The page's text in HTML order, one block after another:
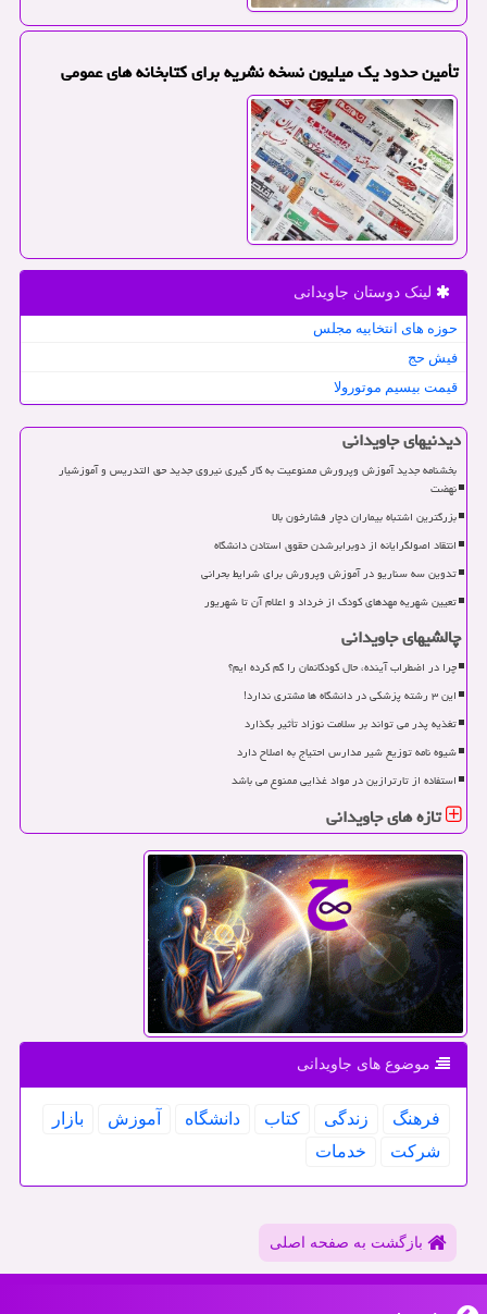
تأمین حدود یک میلیون نسخه نشریه برای کتابخانه های عمومی
لینک دوستان جاویدانی
حوزه های انتخابیه مجلس
فیش حج
قیمت بیسیم موتورولا
دیدنیهای جاویدانی
بخشنامه جدید آموزش وپرورش ممنوعیت به کار گیری نیروی جدید حق التدریس و آموزشیار
نهضت
بزرگترین اشتباه بیماران دچار فشارخون بالا
انتقاد اصولگرایانه از دوبرابرشدن حقوق استادن دانشگاه
تدوین سه سناریو در آموزش وپرورش برای شرایط بحرانی
تعیین شهریه مهدهای کودک از خرداد و اعلام آن تا شهریور
چالشیهای جاویدانی
چرا در اضطراب آینده، حال کودکانمان را گم کرده ایم؟
این ۳ رشته پزشکی در دانشگاه ها مشتری ندارد!
تغذیه پدر می تواند بر سلامت نوزاد تأثیر بگذارد
شیوه نامه توزیع شیر مدارس احتیاج به اصلاح دارد
استفاده از تارترازین در مواد غذایی ممنوع می باشد
تازه های جاویدانی
موضوع های جاویدانی
فرهنگ زندگی كتاب دانشگاه آموزش
بازار
شركت
خدمات
بازگشت به صفحه اصلی